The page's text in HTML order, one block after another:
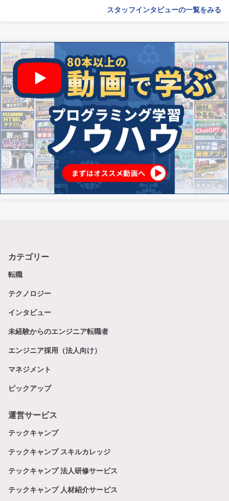
スタッフインタビューの一覧をみる
カテゴリー
転職
テクノロジー
インタビュー
未経験からのエンジニア転職者
エンジニア採用（法人向け）
マネジメント
ピックアップ
運営サービス
テックキャンプ
テックキャンプ スキルカレッジ
テックキャンプ 法人研修サービス
テックキャンプ 人材紹介サービス